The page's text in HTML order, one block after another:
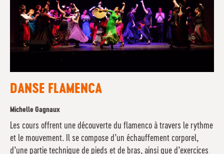
DANSE FLAMENCA
Michelle Gagnaux
Les cours offrent une découverte du flamenco à travers le rythme
et le mouvement. Il se compose d’un échauffement corporel,
d’une partie technique de pieds et de bras, ainsi que d’exercices